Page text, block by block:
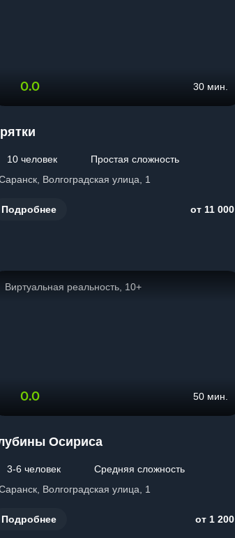
0.0 30 мин.
10 человек
Простая сложность
Саранск, Волгоградская улица, 1
Подробнее от 11 000
Виртуальная реальность, 10+
0.0 50 мин.
Осириса
3-6 человек
Средняя сложность
Саранск, Волгоградская улица, 1
Подробнее от 1 200